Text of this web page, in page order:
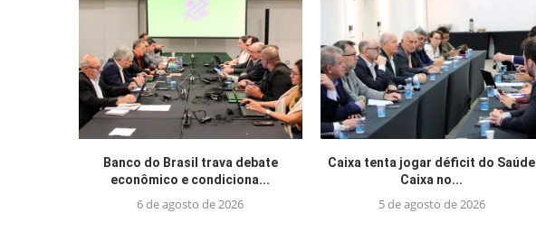
Banco do Brasil trava debate
econômico e condiciona...
6 de agosto de 2026
Caixa tenta jogar déficit do Saúde
Caixa no...
5 de agosto de 2026